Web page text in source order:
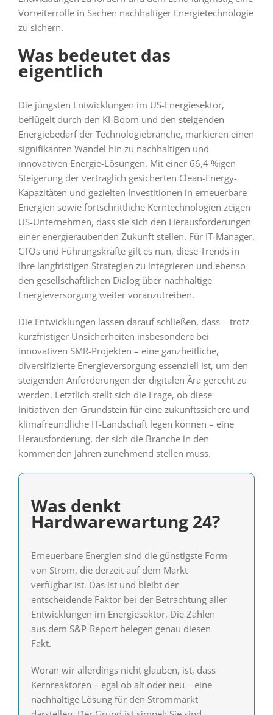
Vorreiterrolle in Sachen nachhaltiger Energietechnologie
zu sichern.
Was bedeutet das
eigentlich
Die jüngsten Entwicklungen im US-Energiesektor,
beflügelt durch den KI-Boom und den steigenden
Energiebedarf der Technologiebranche, markieren einen
signifikanten Wandel hin zu nachhaltigen und
innovativen Energie-Lösungen. Mit einer 66,4 %igen
Steigerung der vertraglich gesicherten Clean-Energy-
Kapazitäten und gezielten Investitionen in erneuerbare
Energien sowie fortschrittliche Kerntechnologien zeigen
US-Unternehmen, dass sie sich den Herausforderungen
einer energieraubenden Zukunft stellen. Für IT-Manager,
CTOs und Führungskräfte gilt es nun, diese Trends in
ihre langfristigen Strategien zu integrieren und ebenso
den gesellschaftlichen Dialog über nachhaltige
Energieversorgung weiter voranzutreiben.
Die Entwicklungen lassen darauf schließen, dass – trotz
kurzfristiger Unsicherheiten insbesondere bei
innovativen SMR-Projekten – eine ganzheitliche,
diversifizierte Energieversorgung essenziell ist, um den
steigenden Anforderungen der digitalen Ära gerecht zu
werden. Letztlich stellt sich die Frage, ob diese
Initiativen den Grundstein für eine zukunftssichere und
klimafreundliche IT-Landschaft legen können – eine
Herausforderung, der sich die Branche in den
kommenden Jahren zunehmend stellen muss.
Was denkt
Hardwarewartung 24?
Erneuerbare Energien sind die günstigste Form
von Strom, die derzeit auf dem Markt
verfügbar ist. Das ist und bleibt der
entscheidende Faktor bei der Betrachtung aller
Entwicklungen im Energiesektor. Die Zahlen
aus dem S&P-Report belegen genau diesen
Fakt.
Woran wir allerdings nicht glauben, ist, dass
Kernreaktoren – egal ob alt oder neu – eine
nachhaltige Lösung für den Strommarkt